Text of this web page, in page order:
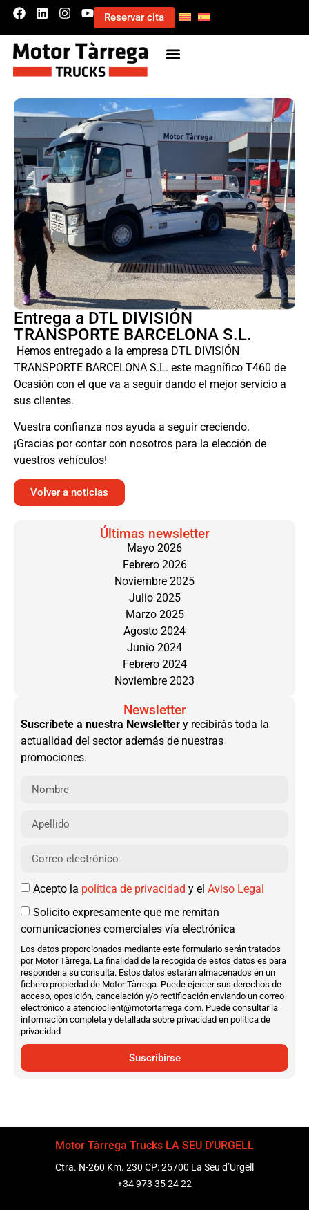
Reservar cita
Entrega a DTL DIVISIÓN
TRANSPORTE BARCELONA S.L.
Hemos entregado a la empresa DTL DIVISIÓN
TRANSPORTE BARCELONA S.L. este magnífico T460 de
Ocasión con el que va a seguir dando el mejor servicio a
sus clientes.
Vuestra confianza nos ayuda a seguir creciendo.
¡Gracias por contar con nosotros para la elección de
vuestros vehículos!
Volver a noticias
Últimas newsletter
Mayo 2026
Febrero 2026
Noviembre 2025
Julio 2025
Marzo 2025
Agosto 2024
Junio 2024
Febrero 2024
Noviembre 2023
Newsletter
Suscríbete a nuestra Newsletter y recibirás toda la
actualidad del sector además de nuestras
promociones.
Acepto la política de privacidad y el Aviso Legal
Solicito expresamente que me remitan
comunicaciones comerciales vía electrónica
Los datos proporcionados mediante este formulario serán tratados
por Motor Tàrrega. La finalidad de la recogida de estos datos es para
responder a su consulta. Estos datos estarán almacenados en un
fichero propiedad de Motor Tàrrega. Puede ejercer sus derechos de
acceso, oposición, cancelación y/o rectificación enviando un correo
electrónico a atencioclient@motortarrega.com. Puede consultar la
información completa y detallada sobre privacidad en política de
privacidad
Suscribirse
Motor Tàrrega Trucks LA SEU D’URGELL
Ctra. N-260 Km. 230 CP: 25700 La Seu d’Urgell
+34 973 35 24 22